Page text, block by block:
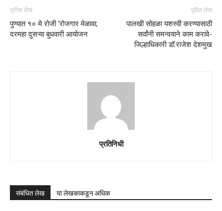
पूर्वीचा लेख
पुण्यात १० मे रोजी ‘रोजगार मेळावा;
दरमहा दुसऱ्या बुधवारी आयोजन
पुढील लेख
पालखी सोहळा यशस्वी करण्यासाठी
सर्वांनी समन्वयाने काम करावे-
जिल्हाधिकारी डॉ.राजेश देशमुख
प्रतिनिधी
संबंधित लेख या लेखकाकडून अधिक